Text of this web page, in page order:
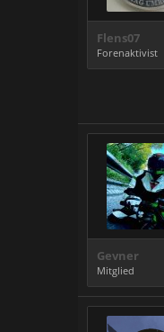
Flens07
Forenaktivist
Gevner
Mitglied